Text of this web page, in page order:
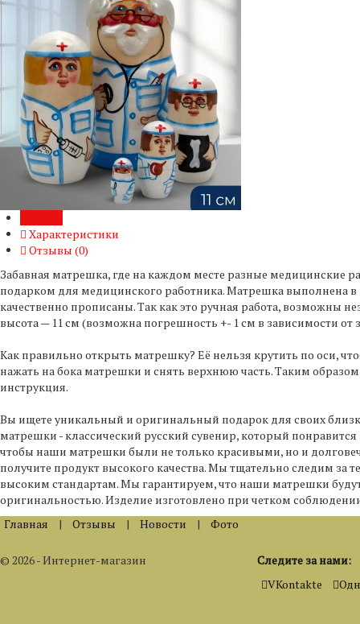
Характеристики
Отзывы (0)
Забавная матрешка, где на каждом месте разные медицинские
подарком для медицинского работника. Матрешка выполнена
качественно прописаны. Так как это ручная работа, возможны
высота — 11 см (возможна погрешность +- 1 см в зависимости от
Как правильно открыть матрешку? Её нельзя крутить по оси,
нажать на бока матрешки и снять верхнюю часть. Таким
инструкция.
Вы ищете уникальный и оригинальный подарок для своих
матрешки - классический русский сувенир, который
чтобы наши матрешки были не только красивыми, но и
получите продукт высокого качества. Мы тщательно следим
высоким стандартам. Мы гарантируем, что наши матрешки
оригинальностью. Изделие изготовлено при четком
Главная
| Отзывы | Новости | Фото
© 2026 - Интернет-магазин
Следите за нами:
VKontakte